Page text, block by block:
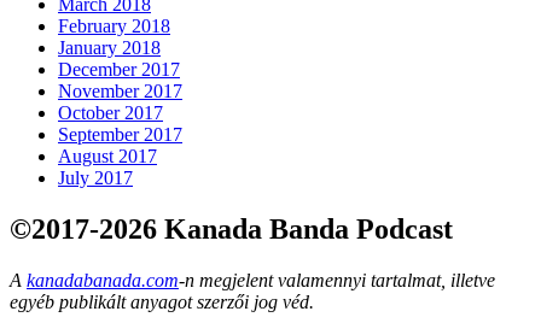
March 2018
February 2018
January 2018
December 2017
November 2017
October 2017
September 2017
August 2017
July 2017
©2017-2026 Kanada Banda Podcast
A kanadabanada.com-n megjelent valamennyi tartalmat, illetve
egyéb publikált anyagot szerzői jog véd.